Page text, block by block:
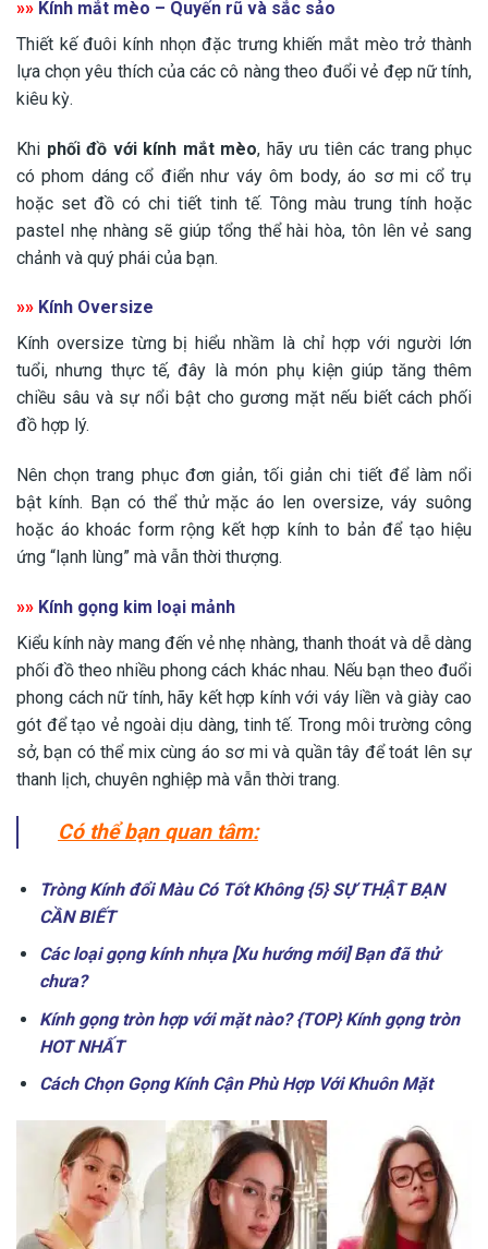
»» Kính mắt mèo – Quyến rũ và sắc sảo
Thiết kế đuôi kính nhọn đặc trưng khiến mắt mèo trở thành
lựa chọn yêu thích của các cô nàng theo đuổi vẻ đẹp nữ tính,
kiêu kỳ.
Khi phối đồ với kính mắt mèo, hãy ưu tiên các trang phục
có phom dáng cổ điển như váy ôm body, áo sơ mi cổ trụ
hoặc set đồ có chi tiết tinh tế. Tông màu trung tính hoặc
pastel nhẹ nhàng sẽ giúp tổng thể hài hòa, tôn lên vẻ sang
chảnh và quý phái của bạn.
»» Kính Oversize
Kính oversize từng bị hiểu nhầm là chỉ hợp với người lớn
tuổi, nhưng thực tế, đây là món phụ kiện giúp tăng thêm
chiều sâu và sự nổi bật cho gương mặt nếu biết cách phối
đồ hợp lý.
Nên chọn trang phục đơn giản, tối giản chi tiết để làm nổi
bật kính. Bạn có thể thử mặc áo len oversize, váy suông
hoặc áo khoác form rộng kết hợp kính to bản để tạo hiệu
ứng “lạnh lùng” mà vẫn thời thượng.
»» Kính gọng kim loại mảnh
Kiểu kính này mang đến vẻ nhẹ nhàng, thanh thoát và dễ dàng
phối đồ theo nhiều phong cách khác nhau. Nếu bạn theo đuổi
phong cách nữ tính, hãy kết hợp kính với váy liền và giày cao
gót để tạo vẻ ngoài dịu dàng, tinh tế. Trong môi trường công
sở, bạn có thể mix cùng áo sơ mi và quần tây để toát lên sự
thanh lịch, chuyên nghiệp mà vẫn thời trang.
Có thể bạn quan tâm:
Tròng Kính đổi Màu Có Tốt Không {5} SỰ THẬT BẠN
CẦN BIẾT
Các loại gọng kính nhựa [Xu hướng mới] Bạn đã thử
chưa?
Kính gọng tròn hợp với mặt nào? {TOP} Kính gọng tròn
HOT NHẤT
Cách Chọn Gọng Kính Cận Phù Hợp Với Khuôn Mặt